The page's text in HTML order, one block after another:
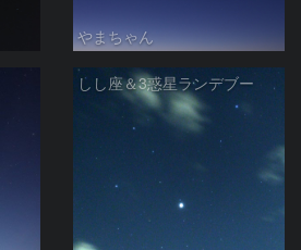
やまちゃん
しし座＆3惑星ランデブー